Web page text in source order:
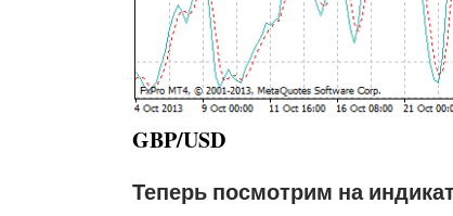
GBP/USD
Теперь посмотрим на